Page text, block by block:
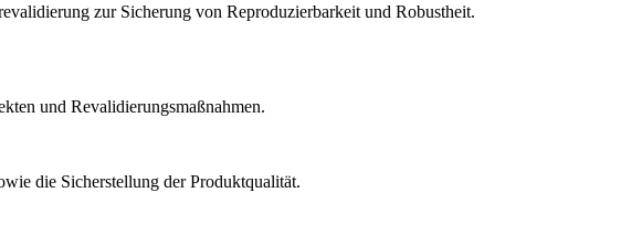
zur Sicherung von Reproduzierbarkeit und Robustheit.
und Revalidierungsmaßnahmen.
die Sicherstellung der Produktqualität.